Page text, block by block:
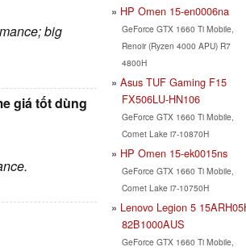
big
giá tốt dùng
HP Omen 15-en0006na
GeForce GTX 1660 Ti Mobile,
Renoir (Ryzen 4000 APU) R7
4800H
Asus TUF Gaming F15
FX506LU-HN106
GeForce GTX 1660 Ti Mobile,
Comet Lake i7-10870H
HP Omen 15-ek0015ns
GeForce GTX 1660 Ti Mobile,
Comet Lake i7-10750H
Lenovo Legion 5
82B1000AUS
GeForce GTX 1660 Ti Mobile,